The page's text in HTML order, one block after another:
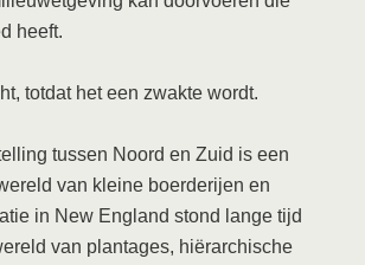
heeft.
totdat het een zwakte wordt.
tussen Noord en Zuid is een
van kleine boerderijen en
in New England stond lange tijd
van plantages, hiërarchische